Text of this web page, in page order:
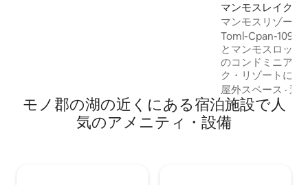
マンモスレイクス
ミニアム
マンモスリゾート
かずの景色、スパ
Toml-Cpan-
とマンモスロック
のコンドミニアム
ク・リゾートにあ
れた寝室1室、バ
ニアムで、ジャグ
す。 無料駐車場、スマートHDTV、洗濯
機・乾燥機、Wi-
屋外スペース ·近
モノ郡の湖の近くにある宿泊施設で人
気のアメニティ・設備